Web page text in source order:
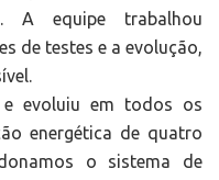
A equipe trabalhou
de testes e a evolução,
evoluiu em todos os
energética de quatro
o sistema de